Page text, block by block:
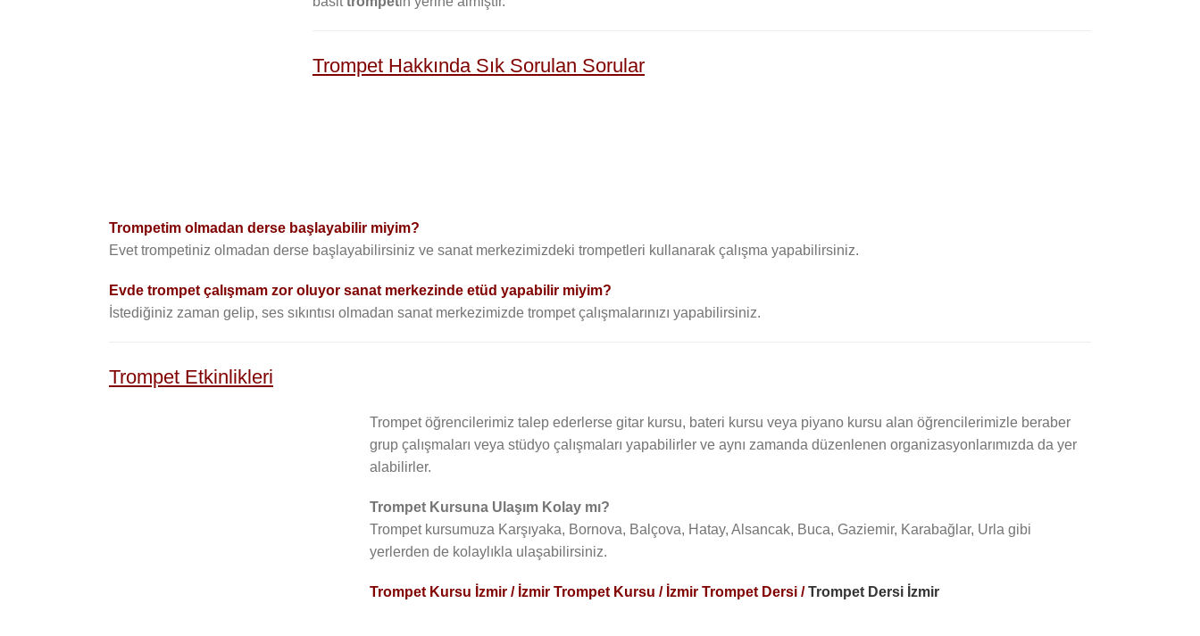
Trompet Hakkında Sık Sorulan Sorular
Trompetim olmadan derse başlayabilir miyim?
Evet trompetiniz olmadan derse başlayabilirsiniz ve sanat merkezimizdeki trompetleri kullanarak çalışma yapabilirsiniz.
Evde trompet çalışmam zor oluyor sanat merkezinde etüd yapabilir miyim?
İstediğiniz zaman gelip, ses sıkıntısı olmadan sanat merkezimizde trompet çalışmalarınızı yapabilirsiniz.
Trompet Etkinlikleri
Trompet öğrencilerimiz talep ederlerse gitar kursu, bateri kursu veya piyano kursu alan öğrencilerimizle beraber
grup çalışmaları veya stüdyo çalışmaları yapabilirler ve aynı zamanda düzenlenen organizasyonlarımızda da yer
alabilirler.
Trompet Kursuna Ulaşım Kolay mı?
Trompet kursumuza Karşıyaka, Bornova, Balçova, Hatay, Alsancak, Buca, Gaziemir, Karabağlar, Urla gibi
yerlerden de kolaylıkla ulaşabilirsiniz.
Trompet Kursu İzmir / İzmir Trompet Kursu / İzmir Trompet Dersi /Trompet Dersi İzmir